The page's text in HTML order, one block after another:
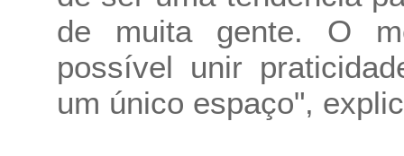
de muita gente. O
possível unir
um único espaço",